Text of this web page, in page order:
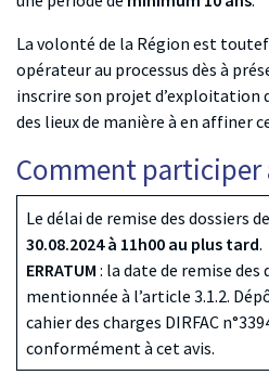
La volonté de la Région est
opérateur au processus dès à
inscrire son projet d’exploitation
des lieux de manière à en affiner
Comment participer
Le délai de remise des dossiers
30.08.2024 à 11h00 au plus tard.
ERRATUM : la date de remise des
mentionnée à l’article 3.1.2.
cahier des charges DIRFAC
conformément à cet avis.